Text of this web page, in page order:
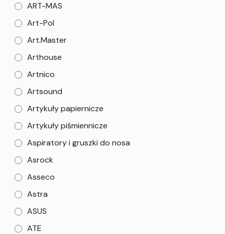
ART-MAS
Art-Pol
Art.Master
Arthouse
Artnico
Artsound
Artykuły papiernicze
Artykuły piśmiennicze
Aspiratory i gruszki do nosa
Asrock
Asseco
Astra
ASUS
ATE